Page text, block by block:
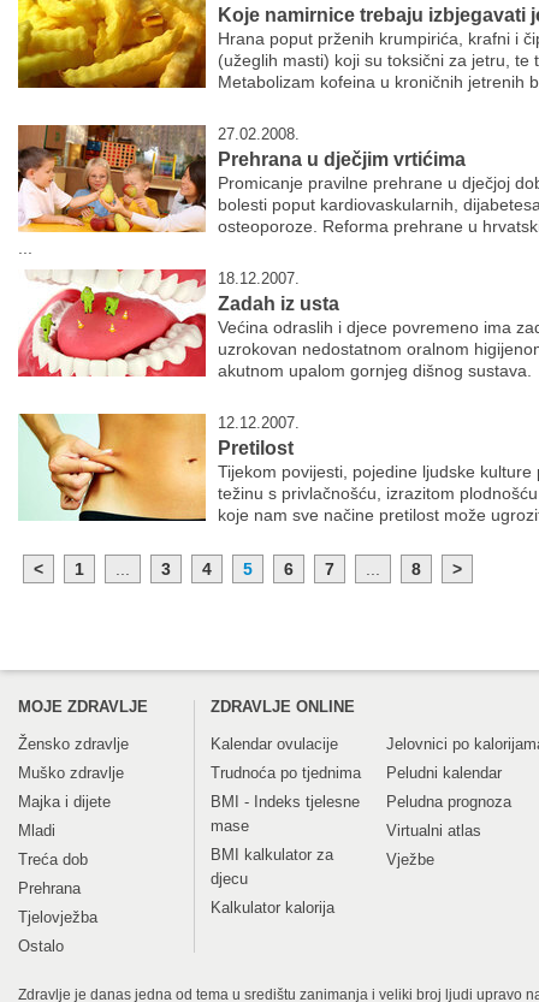
Koje namirnice trebaju izbjegavati
Hrana poput prženih krumpirića, krafni i
(užeglih masti) koji su toksični za jetru,
Metabolizam kofeina u kroničnih jetrenih
27.02.2008.
Prehrana u dječjim vrtićima
Promicanje pravilne prehrane u dječjoj
bolesti poput kardiovaskularnih,
osteoporoze. Reforma prehrane u
18.12.2007.
Zadah iz usta
Većina odraslih i djece povremeno ima
uzrokovan nedostatnom oralnom
akutnom upalom gornjeg dišnog sustava.
12.12.2007.
Pretilost
Tijekom povijesti, pojedine ljudske
težinu s privlačnošću, izrazitom
koje nam sve načine pretilost može
< 1 3 4 5 6 7 8 >
MOJE ZDRAVLJE
Žensko zdravlje
Muško zdravlje
Majka i dijete
Mladi
Treća dob
Prehrana
Tjelovježba
Ostalo
ZDRAVLJE ONLINE
Kalendar ovulacije
Trudnoća po tjednima
BMI - Indeks tjelesne
mase
BMI kalkulator za
djecu
Kalkulator kalorija
Jelovnici po
Peludni kalendar
Peludna prognoza
Virtualni atlas
Vježbe
Zdravlje je danas jedna od tema u središtu zanimanja i veliki broj ljudi upravo